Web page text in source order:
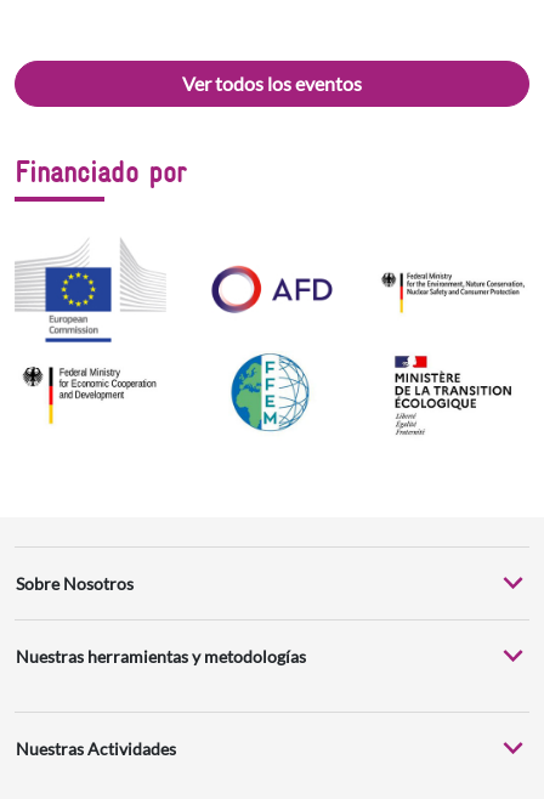
Ver todos los eventos
Financiado por
Sobre Nosotros
Nuestras herramientas y metodologías
Nuestras Actividades